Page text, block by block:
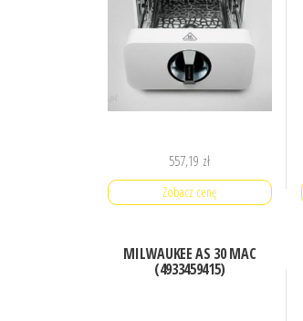
557,19 zł
Zobacz cenę
MILWAUKEE AS 30 MAC
(4933459415)